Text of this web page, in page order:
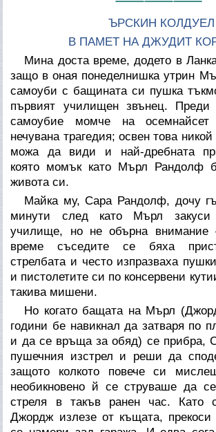
ЪРСКИН КОЛДУЕЛ
В ПАМЕТ НА ДЖУДИТ
Мина доста време, додето в
защо в оная понеделнишка утрин
самоуби с бащината си пушка
първият училищен звънец.
самоубие момче на
нечувана трагедия; освен това
можа да види и най-дребната
която момък като Мърл Рандолф
живота си.
Майка му, Сара Рандолф, дочу
минути след като Мърл
училище, но не обърна
време съседите се бяха
стрелбата и често изпразваха
и пистолетите си по консервени
такива мишени.
Но когато бащата на Мърл
години бе навикнал да затваря по
и да се връща за обяд) се прибра,
пушечния изстрел и реши да
защото колкото повече си
необикновено й се струваше да
стреля в такъв ранен час. Като
Джордж излезе от къщата,